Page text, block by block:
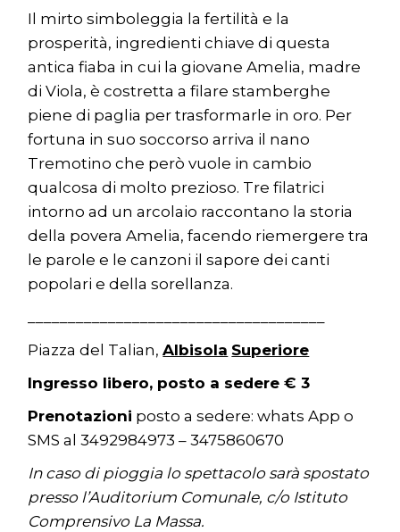
Il mirto simboleggia la fertilità e la
prosperità, ingredienti chiave di questa
antica fiaba in cui la giovane Amelia, madre
di Viola, è costretta a filare stamberghe
piene di paglia per trasformarle in oro. Per
fortuna in suo soccorso arriva il nano
Tremotino che però vuole in cambio
qualcosa di molto prezioso. Tre filatrici
intorno ad un arcolaio raccontano la storia
della povera Amelia, facendo riemergere tra
le parole e le canzoni il sapore dei canti
popolari e della sorellanza.
Piazza del Talian,Albisola Superiore
Ingresso libero, posto a sedere € 3
Prenotazioni posto a sedere: whats App o
SMS al 3492984973 – 3475860670
In caso di pioggia lo spettacolo sarà spostato
presso l’Auditorium Comunale, c/o Istituto
Comprensivo La Massa.